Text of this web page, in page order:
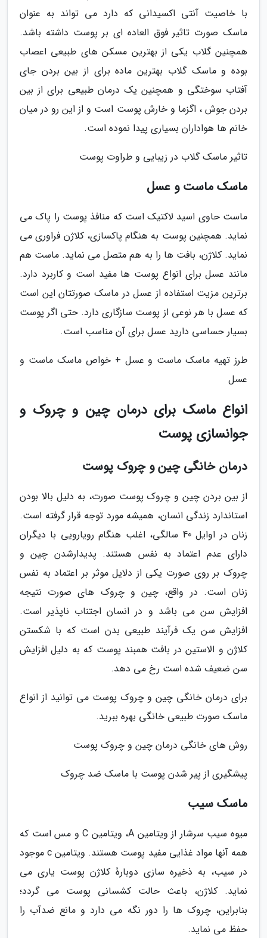
با خاصیت آنتی اکسیدانی که دارد می تواند به عنوان
ماسک صورت تاثیر فوق العاده ای بر پوست داشته باشد.
همچنین گلاب یکی از بهترین مسکن های طبیعی اعصاب
بوده و ماسک گلاب بهترین ماده برای از بین بردن جای
آفتاب سوختگی و همچنین یک درمان طبیعی برای از بین
بردن جوش ، اگزما و خارش پوست است و از این رو در میان
خانم ها هواداران بسیاری پیدا نموده است.
تاثیر ماسک گلاب در زیبایی و طراوت پوست
ماسک ماست و عسل
ماست حاوی اسید لاکتیک است که منافذ پوست را پاک می
نماید. همچنین پوست به هنگام پاکسازی، کلاژن فراوری می
نماید. کلاژن، بافت ها را به هم متصل می نماید. ماست هم
مانند عسل برای انواع پوست ها مفید است و کاربرد دارد.
برترین مزیت استفاده از عسل در ماسک صورتتان این است
که عسل با هر نوعی از پوست سازگاری دارد. حتی اگر پوست
بسیار حساسی دارید عسل برای آن مناسب است.
طرز تهیه ماسک ماست و عسل + خواص ماسک ماست و
عسل
انواع ماسک برای درمان چین و چروک و
جوانسازی پوست
درمان خانگی چین و چروک پوست
از بین بردن چین و چروک پوست صورت، به دلیل بالا بودن
استاندارد زندگی انسان، همیشه مورد توجه قرار گرفته است.
زنان در اوایل 40 سالگی، اغلب هنگام رویارویی با دیگران
دارای عدم اعتماد به نفس هستند. پدیدارشدن چین و
چروک بر روی صورت یکی از دلایل موثر بر اعتماد به نفس
زنان است. در واقع، چین و چروک های صورت نتیجه
افزایش سن می باشد و در انسان اجتناب ناپذیر است.
افزایش سن یک فرآیند طبیعی بدن است که با شکستن
کلاژن و الاستین در بافت همبند پوست که به دلیل افزایش
سن ضعیف شده است رخ می دهد.
برای درمان خانگی چین و چروک پوست می توانید از انواع
ماسک صورت طبیعی خانگی بهره ببرید.
روش های خانگی درمان چین و چروک پوست
پیشگیری از پیر شدن پوست با ماسک ضد چروک
ماسک سیب
میوه سیب سرشار از ویتامین A، ویتامین C و مس است که
همه آنها مواد غذایی مفید پوست هستند. ویتامین c موجود
در سیب، به ذخیره سازی دوبارۀ کلاژن پوست یاری می
نماید. کلاژن، باعث حالت کشسانی پوست می گردد؛
بنابراین، چروک ها را دور نگه می دارد و مانع ضدآب را
حفظ می نماید.